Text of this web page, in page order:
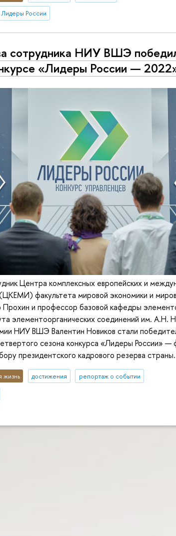
Лидеры России
сотрудника НИУ ВШЭ
«Лидеры России —
Центра комплексных европейских и
факультета мировой экономики и
и профессор базовой кафедры
элементоорганических соединений им. А.Н.
НИУ ВШЭ Валентин Новиков стали
сезона конкурса «Лидеры России» —
президентского кадрового резерва страны.
жизнь достижения репортаж о событии